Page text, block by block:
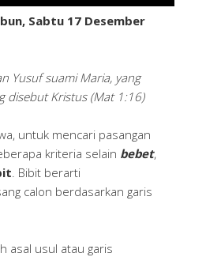
Sabtu 17 Desember
Yusuf suami Maria, yang
disebut Kristus (Mat 1:16)
untuk mencari pasangan
kriteria selain bebet,
. Bibit berarti
calon berdasarkan garis
asal usul atau garis